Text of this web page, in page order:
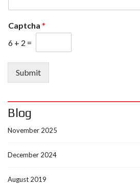
d
Captcha *
6 + 2 =
Submit
Blog
November 2025
December 2024
August 2019